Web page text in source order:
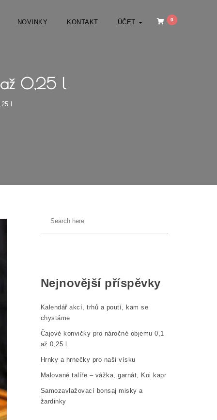
0
NOVINKY KONTAKT ÚČET
až 0,25 l
l
Nejnovější příspěvky
Kalendář akcí, trhů a poutí, kam se
chystáme
Čajové konvičky pro náročné objemu 0,1
až 0,25 l
Hrnky a hrnečky pro naši vísku
Malované talíře – vážka, garnát, Koi kapr
Samozavlažovací bonsaj misky a
žardinky